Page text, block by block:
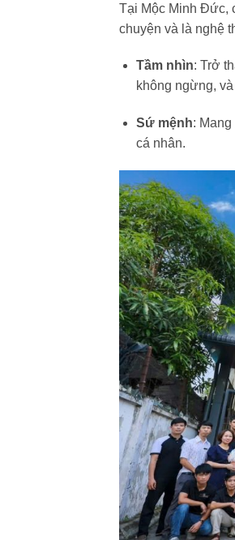
Tại Mộc Minh Đức,
chuyện và là nghệ
Tầm nhìn: Trở
không ngừng,
Sứ mệnh:
cá nhân.